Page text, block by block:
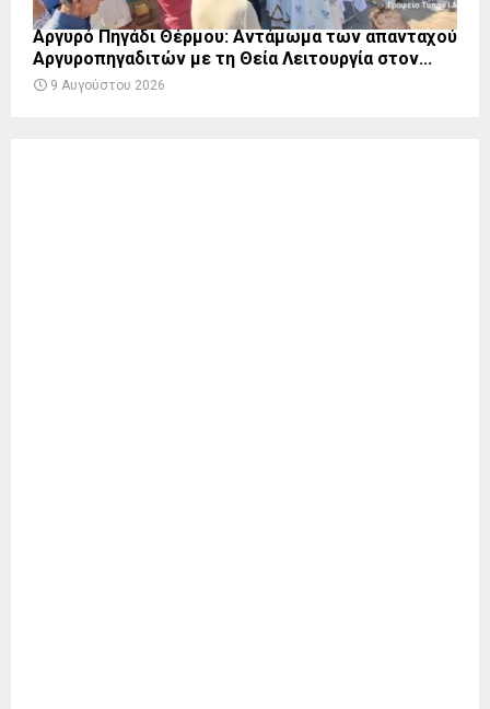
Αργυρό Πηγάδι Θέρμου: Αντάμωμα των απανταχού
Αργυροπηγαδιτών με τη Θεία Λειτουργία στον...
9 Αυγούστου 2026